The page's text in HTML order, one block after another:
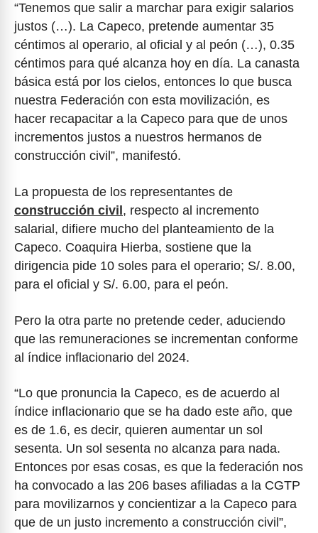
“Tenemos que salir a marchar para exigir salarios
justos (…). La Capeco, pretende aumentar 35
céntimos al operario, al oficial y al peón (…), 0.35
céntimos para qué alcanza hoy en día. La canasta
básica está por los cielos, entonces lo que busca
nuestra Federación con esta movilización, es
hacer recapacitar a la Capeco para que de unos
incrementos justos a nuestros hermanos de
construcción civil”, manifestó.
La propuesta de los representantes de
construcción civil, respecto al incremento
salarial, difiere mucho del planteamiento de la
Capeco. Coaquira Hierba, sostiene que la
dirigencia pide 10 soles para el operario; S/. 8.00,
para el oficial y S/. 6.00, para el peón.
Pero la otra parte no pretende ceder, aduciendo
que las remuneraciones se incrementan conforme
al índice inflacionario del 2024.
“Lo que pronuncia la Capeco, es de acuerdo al
índice inflacionario que se ha dado este año, que
es de 1.6, es decir, quieren aumentar un sol
sesenta. Un sol sesenta no alcanza para nada.
Entonces por esas cosas, es que la federación nos
ha convocado a las 206 bases afiliadas a la CGTP
para movilizarnos y concientizar a la Capeco para
que de un justo incremento a construcción civil”,